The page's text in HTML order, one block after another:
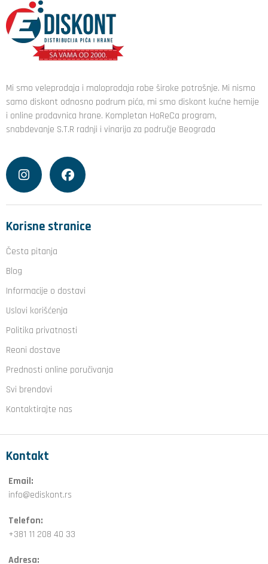
Mi smo veleprodaja i maloprodaja robe široke potrošnje. Mi nismo
samo diskont odnosno podrum pića, mi smo diskont kućne hemije
i online prodavnica hrane. Kompletan HoReCa program,
snabdevanje S.T.R radnji i vinarija za područje Beograda
Korisne stranice
Česta pitanja
Blog
Informacije o dostavi
Uslovi korišćenja
Politika privatnosti
Reoni dostave
Prednosti online poručivanja
Svi brendovi
Kontaktirajte nas
Kontakt
Email:
info@ediskont.rs
Telefon:
+381 11 208 40 33
Adresa: